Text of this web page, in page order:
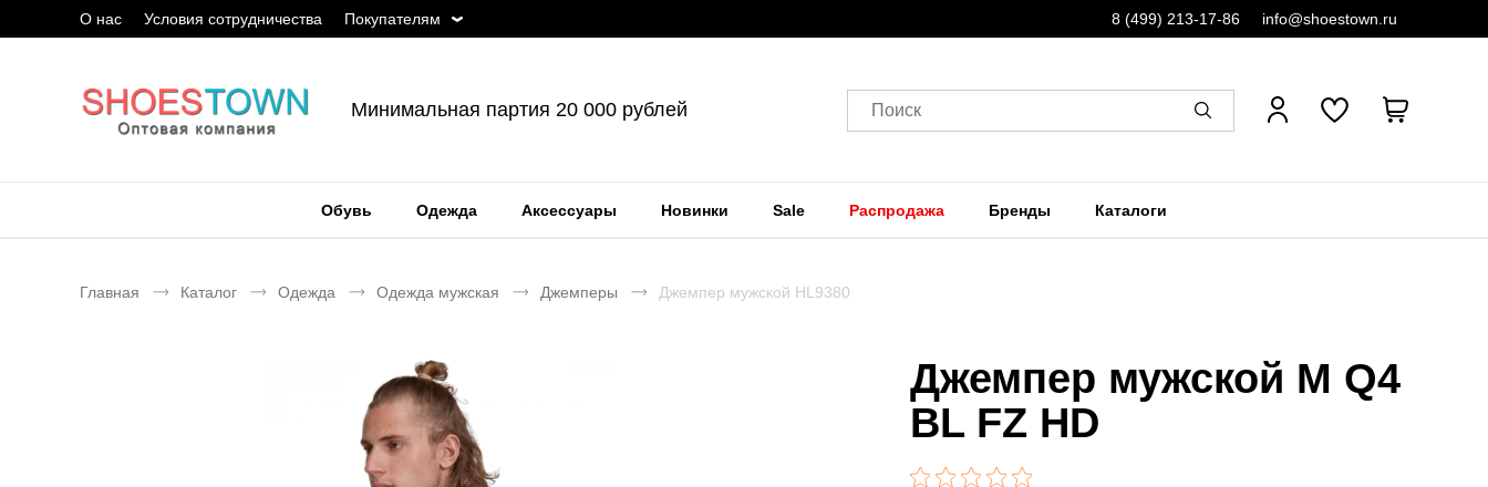
О нас Условия сотрудничества Покупателям 8 (499) 213-17-86 info@shoestown.ru
Минимальная партия 20 000 рублей Поиск
Обувь Одежда Аксессуары Новинки Sale Распродажа Бренды Каталоги
Главная Каталог Одежда Одежда мужская Джемперы Джемпер мужской HL9380
Джемпер мужской M Q4
BL FZ HD